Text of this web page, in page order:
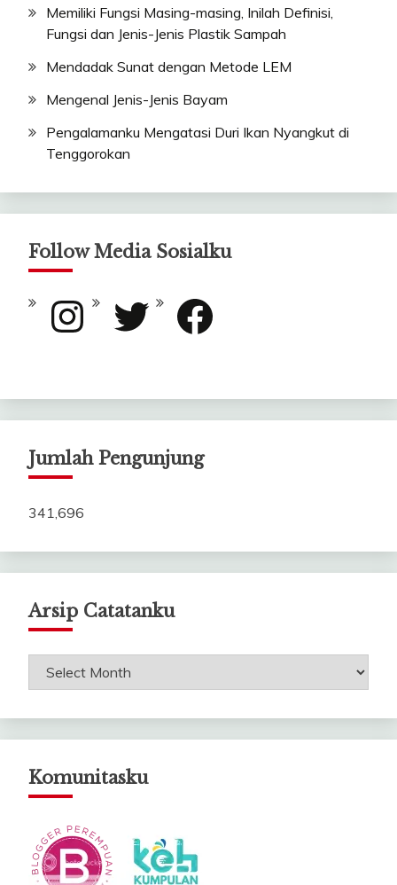
Memiliki Fungsi Masing-masing, Inilah Definisi,
Fungsi dan Jenis-Jenis Plastik Sampah
Mendadak Sunat dengan Metode LEM
Mengenal Jenis-Jenis Bayam
Pengalamanku Mengatasi Duri Ikan Nyangkut di
Tenggorokan
Follow Media Sosialku
Instagram Twitter Facebook
Jumlah Pengunjung
341,696
Arsip Catatanku
Arsip
Komunitasku